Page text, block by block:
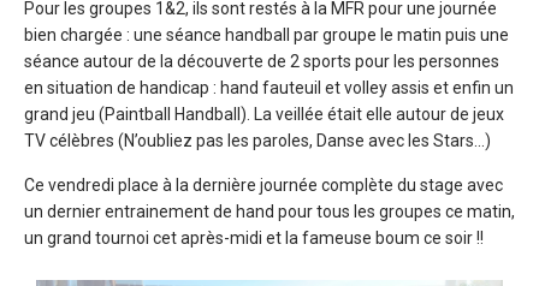
Pour les groupes 1&2, ils sont restés à la MFR pour une journée
bien chargée : une séance handball par groupe le matin puis une
séance autour de la découverte de 2 sports pour les personnes
en situation de handicap : hand fauteuil et volley assis et enfin un
grand jeu (Paintball Handball). La veillée était elle autour de jeux
TV célèbres (N’oubliez pas les paroles, Danse avec les Stars…)
Ce vendredi place à la dernière journée complète du stage avec
un dernier entrainement de hand pour tous les groupes ce matin,
un grand tournoi cet après-midi et la fameuse boum ce soir !!